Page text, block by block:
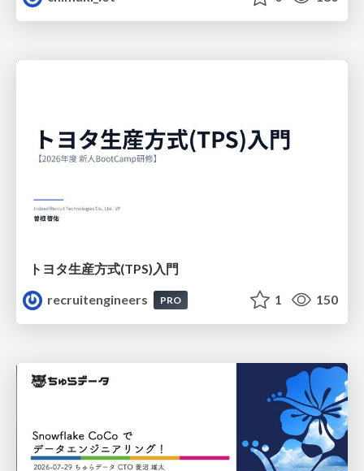
トヨタ⽣産⽅式(TPS)⼊⾨
recruitengineers
PRO 1 150